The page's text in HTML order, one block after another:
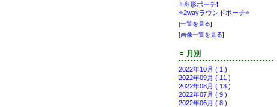
⭐️舟形ポーチ❗️
⭐️2wayラウンドポーチ⭐️
[一覧を見る]
[画像一覧を見る]
月別
2022年10月 ( 1 )
2022年09月 ( 11 )
2022年08月 ( 13 )
2022年07月 ( 9 )
2022年06月 ( 8 )